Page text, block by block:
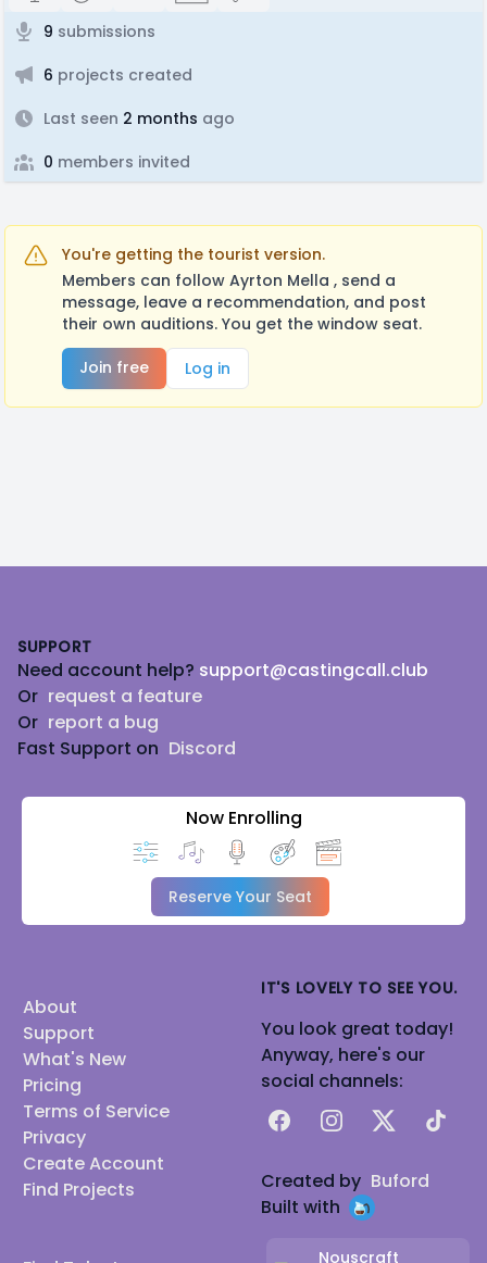
9 submissions
6 projects created
Last seen 2 months ago
0 members invited
You're getting the tourist version.
Members can follow Ayrton Mella , send a
message, leave a recommendation, and post
their own auditions. You get the window seat.
Join free
Log in
SUPPORT
Need account help? support@castingcall.club
Or request a feature
Or report a bug
Fast Support on Discord
Now Enrolling
Reserve Your Seat
About
Support
What's New
Pricing
Terms of Service
Privacy
Create Account
Find Projects
IT'S LOVELY TO SEE YOU.
You look great today!
Anyway, here's our
social channels:
FacebookInstagram
X TikTok
Created by Buford
Built with
Nouscraft